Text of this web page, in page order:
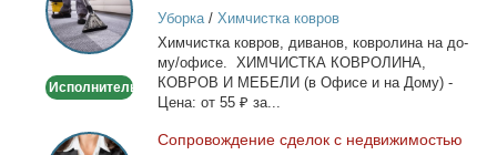
на
дому/
Исполнитель
Уборка/ Химчистка ковров
Хим­чист­ка ков­ров, ди­ва­нов, ков­ро­ли­на на до­
му/офи­се. ХИМЧИСТКА КОВРОЛИНА,
КОВРОВ И МЕБЕЛИ (в Офи­се и на До­му) -
Це­на: от 55 ₽ за...
СопровождениеСо­про­вож­де­ние сде­лок с недви­жи­мо­стью